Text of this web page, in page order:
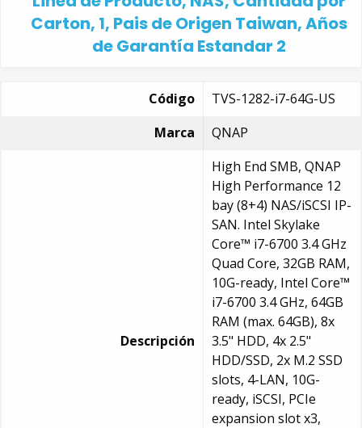
Carton, 1, Pais de Origen Taiwan, Años
de Garantía Estandar 2
Código
TVS-1282-i7-64G-US
Marca
QNAP
Descripción
High End SMB, QNAP
High Performance 12
bay (8+4) NAS/iSCSI IP-
SAN. Intel Skylake
Core™ i7-6700 3.4 GHz
Quad Core, 32GB RAM,
10G-ready, Intel Core™
i7-6700 3.4 GHz, 64GB
RAM (max. 64GB), 8x
3.5" HDD, 4x 2.5"
HDD/SSD, 2x M.2 SSD
slots, 4-LAN, 10G-
ready, iSCSI, PCIe
expansion slot x3,